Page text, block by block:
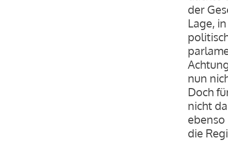
der
Lage,
nun
Doch
nicht
ebenso
die